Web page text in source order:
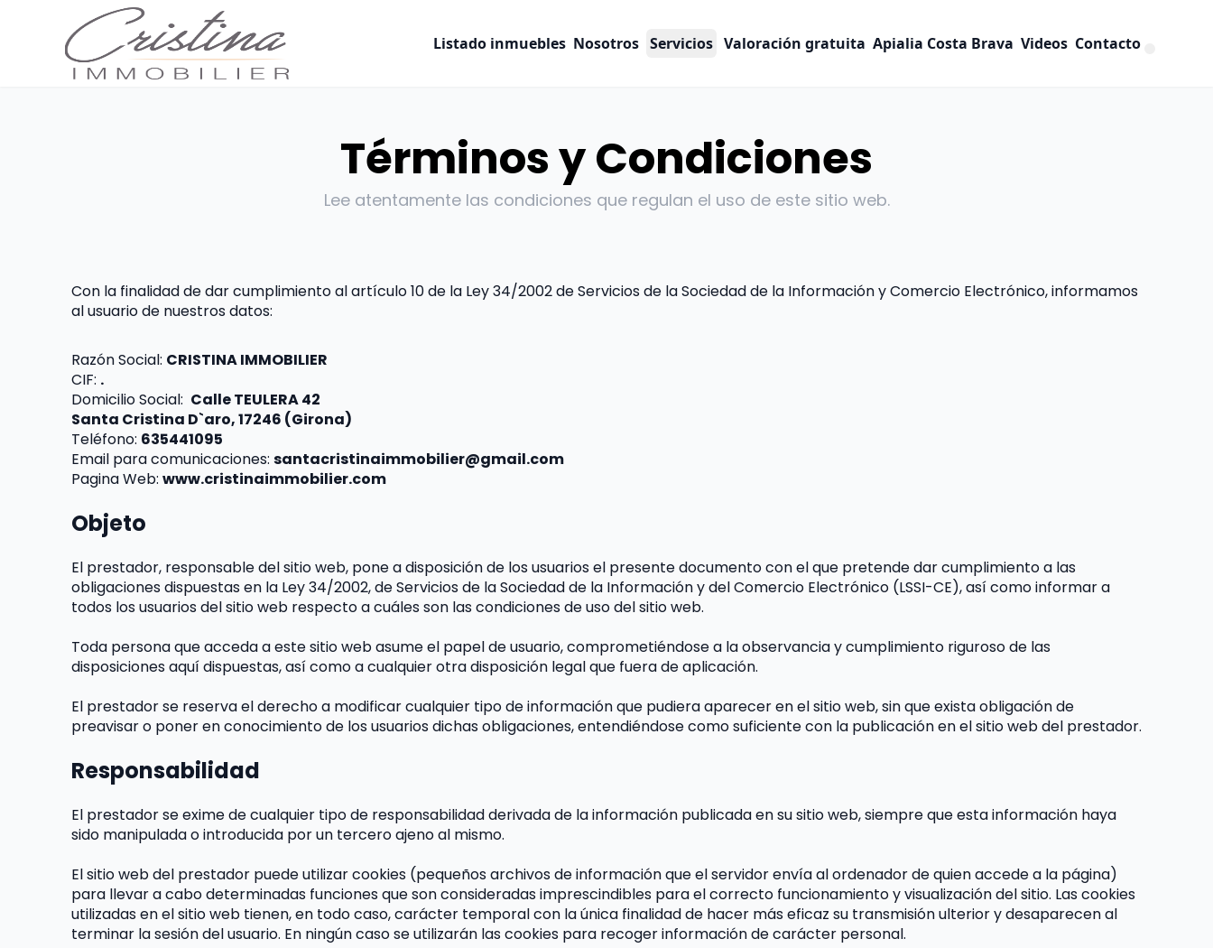
Listado inmuebles Nosotros Servicios Valoración gratuita Apialia Costa Brava Videos Contacto
Términos y Condiciones
Lee atentamente las condiciones que regulan el uso de este sitio web.
Con la finalidad de dar cumplimiento al artículo 10 de la Ley 34/2002 de Servicios de la Sociedad de la Información y Comercio Electrónico, informamos
al usuario de nuestros datos:
Razón Social: CRISTINA IMMOBILIER
CIF: .
Domicilio Social: Calle TEULERA 42
Santa Cristina D`aro, 17246 (Girona)
Teléfono: 635441095
Email para comunicaciones: santacristinaimmobilier@gmail.com
Pagina Web: www.cristinaimmobilier.com
Objeto
El prestador, responsable del sitio web, pone a disposición de los usuarios el presente documento con el que pretende dar cumplimiento a las
obligaciones dispuestas en la Ley 34/2002, de Servicios de la Sociedad de la Información y del Comercio Electrónico (LSSI-CE), así como informar a
todos los usuarios del sitio web respecto a cuáles son las condiciones de uso del sitio web.
Toda persona que acceda a este sitio web asume el papel de usuario, comprometiéndose a la observancia y cumplimiento riguroso de las
disposiciones aquí dispuestas, así como a cualquier otra disposición legal que fuera de aplicación.
El prestador se reserva el derecho a modificar cualquier tipo de información que pudiera aparecer en el sitio web, sin que exista obligación de
preavisar o poner en conocimiento de los usuarios dichas obligaciones, entendiéndose como suficiente con la publicación en el sitio web del prestador.
Responsabilidad
El prestador se exime de cualquier tipo de responsabilidad derivada de la información publicada en su sitio web, siempre que esta información haya
sido manipulada o introducida por un tercero ajeno al mismo.
El sitio web del prestador puede utilizar cookies (pequeños archivos de información que el servidor envía al ordenador de quien accede a la página)
para llevar a cabo determinadas funciones que son consideradas imprescindibles para el correcto funcionamiento y visualización del sitio. Las cookies
utilizadas en el sitio web tienen, en todo caso, carácter temporal con la única finalidad de hacer más eficaz su transmisión ulterior y desaparecen al
terminar la sesión del usuario. En ningún caso se utilizarán las cookies para recoger información de carácter personal.